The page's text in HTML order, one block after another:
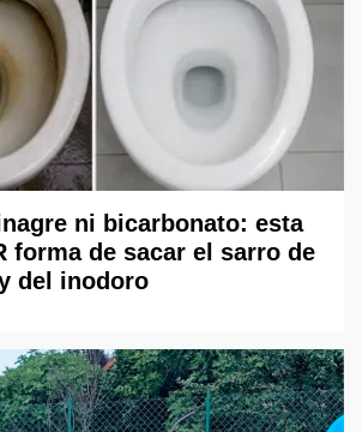
ni bicarbonato: esta
forma de sacar el sarro de
del inodoro